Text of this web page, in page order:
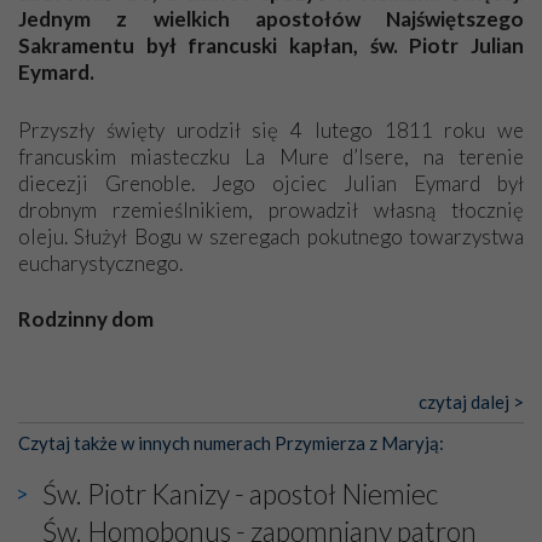
się Jej ufnie oddają, a także każdą osobę, która zawierza
Jej siebie oraz swych bliskich.
odstępstw, także w życiu władców. Trudne momenty w
wymiarze tak osobistym, jak i zbiorowym, przypominają o
konieczności ciągłego zabiegania o własną duszę i o łaskę
Opatrzności. Wierność przynosi pomyślność –
przynajmniej w życiu duchowym. Odstępstwo owocuje
nieszczęściem i śmiercią. Te uniwersalne prawdy
przychodziły na myśl, gdy słuchaliśmy opowieści
przewodników o portugalskich monarchach i wodzach,
zwycięskich bitwach i nieszczęśliwych losach grzesznych
Byli tym razem pośród Apostołów Fatimy reprezentanci
każdego spośród żyjących pokoleń. Najmłodszy uczestnik
Całe życie marzyłem, by tu przyjechać– przyznał w
rozmowie.
Jednym z wielkich apostołów Najświętszego
Sakramentu był francuski kapłan, św. Piotr Julian
Eymard.
Przyszły święty urodził się 4 lutego 1811 roku we
francuskim miasteczku La Mure d’Isere, na terenie
diecezji Grenoble. Jego ojciec Julian Eymard był
drobnym rzemieślnikiem, prowadził własną tłocznię
oleju. Służył Bogu w szeregach pokutnego towarzystwa
eucharystycznego.
Rodzinny dom
Magdaleną Pelorce. Pierwsza żona, podobnie jak kilkoro
[Pełny tekst w wydaniu papierowym]
czytaj dalej >
Czytaj także w innych numerach Przymierza z Maryją:
Św. Piotr Kanizy - apostoł Niemiec
Św. Homobonus - zapomniany patron